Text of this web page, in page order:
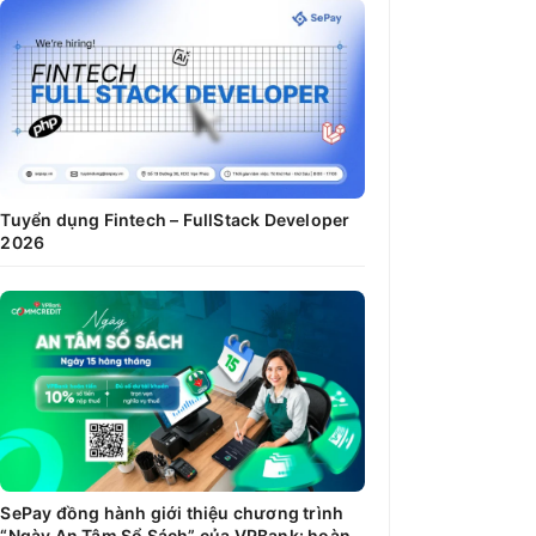
Tuyển dụng Fintech – FullStack Developer
2026
SePay đồng hành giới thiệu chương trình